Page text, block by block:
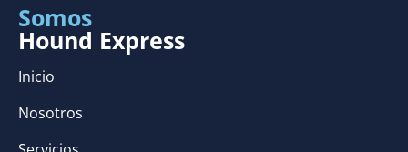
Somos
Hound Express
Inicio
Nosotros